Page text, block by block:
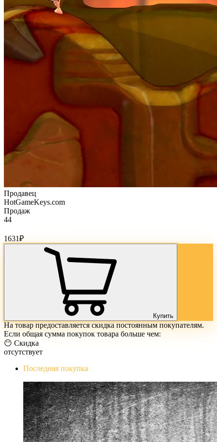
Продавец
HotGameKeys.com
Продаж
44
1631₽
Купить
На товар предоставляется скидка постоянным покупателям.
Если общая сумма покупок товара больше чем:
😶 Скидка
отсутствует
Последняя покупка